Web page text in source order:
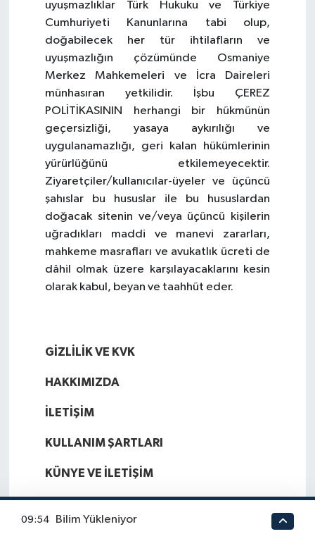
uyuşmazlıklar Türk Hukuku ve Türkiye
Cumhuriyeti Kanunlarına tabi olup,
doğabilecek her tür ihtilafların ve
uyuşmazlığın çözümünde Osmaniye
Merkez Mahkemeleri ve İcra Daireleri
münhasıran yetkilidir. İşbu ÇEREZ
POLİTİKASININ herhangi bir hükmünün
geçersizliği, yasaya aykırılığı ve
uygulanamazlığı, geri kalan hükümlerinin
yürürlüğünü etkilemeyecektir.
Ziyaretçiler/kullanıcılar-üyeler ve üçüncü
şahıslar bu hususlar ile bu hususlardan
doğacak sitenin ve/veya üçüncü kişilerin
uğradıkları maddi ve manevi zararları,
mahkeme masrafları ve avukatlık ücreti de
dâhil olmak üzere karşılayacaklarını kesin
olarak kabul, beyan ve taahhüt eder.
GİZLİLİK VE KVK
HAKKIMIZDA
İLETİŞİM
KULLANIM ŞARTLARI
KÜNYE VE İLETİŞİM
REKLAM
09:54 Bilim Yükleniyor